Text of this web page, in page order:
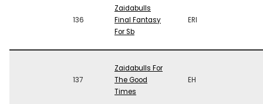
136
Zaidabulls
Final Fantasy
For Sb
ERI
137
Zaidabulls For
The Good
Times
EH